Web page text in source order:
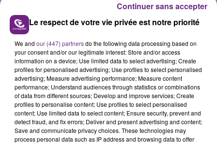
SI TOUT LE MONDE FAIT ÇA, MOI L'ANNÉE
PROCHAINE JE VENDANGE EN...
La vendange en Champagne a débuté ce jeudi 6
août dans la commune de Montgueux (Aube). Du
jamais vu !
L'INSPECTION DU TRAVAIL RAPPELLE À
Le respect de votre vie privée est notre priorité
We and our (447) partnersdo the following data processing based on
your consent and/or our legitimate interest: Store and/or access
information on a device; Use limited data to select advertising; Create
profiles for personalised advertising; Use profiles to select personalised
advertising; Measure advertising performance; Measure content
performance; Understand audiences through statistics or combinations
of data from different sources; Develop and improve services; Create
profiles to personalise content; Use profiles to select personalised
content; Use limited data to select content; Ensure security, prevent and
detect fraud, and fix errors; Deliver and present advertising and content;
Save and communicate privacy choices. These technologies may
process personal data such as IP address and browsing data to offer
Continuer sans accepter